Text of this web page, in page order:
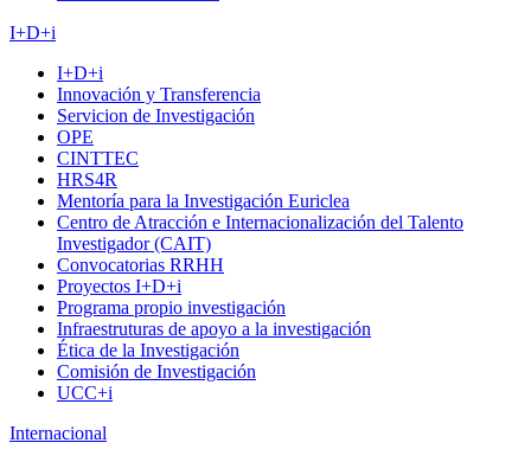
I+D+i
I+D+i
Innovación y Transferencia
Servicion de Investigación
OPE
CINTTEC
HRS4R
Mentoría para la Investigación Euriclea
Centro de Atracción e Internacionalización del Talento
Investigador (CAIT)
Convocatorias RRHH
Proyectos I+D+i
Programa propio investigación
Infraestruturas de apoyo a la investigación
Ética de la Investigación
Comisión de Investigación
UCC+i
Internacional